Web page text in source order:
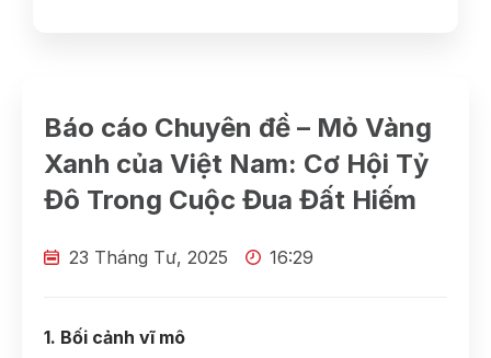
Báo cáo Chuyên đề – Mỏ Vàng
Xanh của Việt Nam: Cơ Hội Tỷ
Đô Trong Cuộc Đua Đất Hiếm
23 Tháng Tư, 2025 16:29
1. Bối cảnh vĩ mô